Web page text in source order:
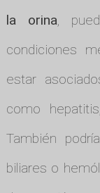
la orina,
condiciones
estar
como
También
biliares o